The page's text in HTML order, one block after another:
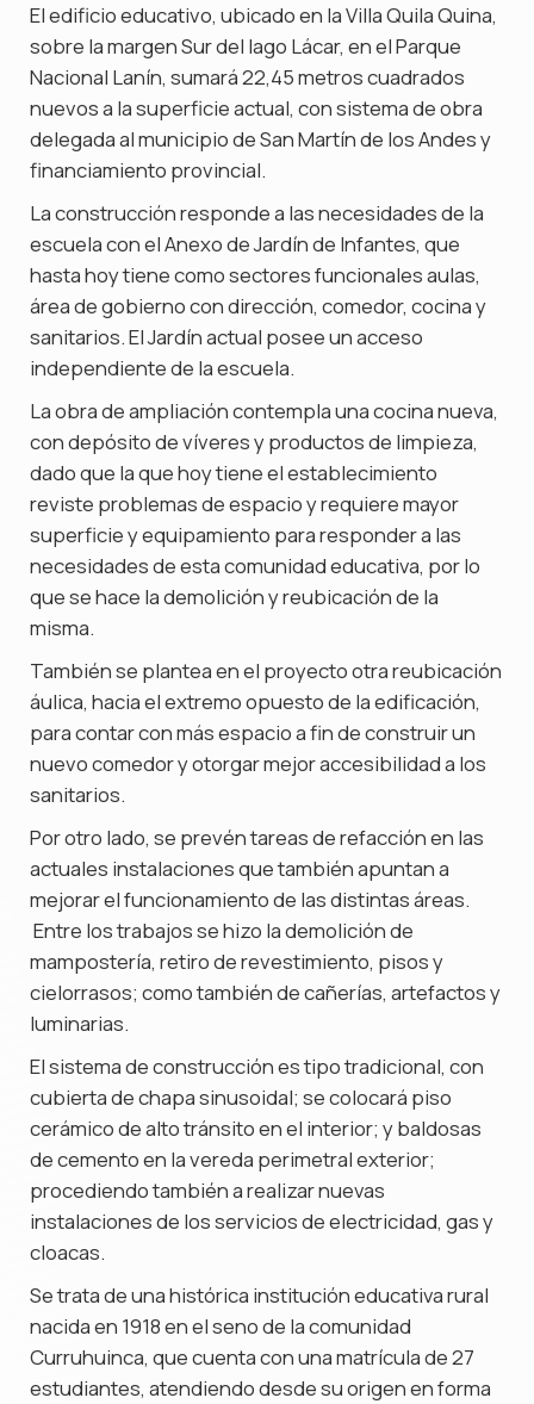
El edificio educativo, ubicado en la Villa Quila Quina,
sobre la margen Sur del lago Lácar, en el Parque
Nacional Lanín, sumará 22,45 metros cuadrados
nuevos a la superficie actual, con sistema de obra
delegada al municipio de San Martín de los Andes y
financiamiento provincial.
La construcción responde a las necesidades de la
escuela con el Anexo de Jardín de Infantes, que
hasta hoy tiene como sectores funcionales aulas,
área de gobierno con dirección, comedor, cocina y
sanitarios. El Jardín actual posee un acceso
independiente de la escuela.
La obra de ampliación contempla una cocina nueva,
con depósito de víveres y productos de limpieza,
dado que la que hoy tiene el establecimiento
reviste problemas de espacio y requiere mayor
superficie y equipamiento para responder a las
necesidades de esta comunidad educativa, por lo
que se hace la demolición y reubicación de la
misma.
También se plantea en el proyecto otra reubicación
áulica, hacia el extremo opuesto de la edificación,
para contar con más espacio a fin de construir un
nuevo comedor y otorgar mejor accesibilidad a los
sanitarios.
Por otro lado, se prevén tareas de refacción en las
actuales instalaciones que también apuntan a
mejorar el funcionamiento de las distintas áreas.
Entre los trabajos se hizo la demolición de
mampostería, retiro de revestimiento, pisos y
cielorrasos; como también de cañerías, artefactos y
luminarias.
El sistema de construcción es tipo tradicional, con
cubierta de chapa sinusoidal; se colocará piso
cerámico de alto tránsito en el interior; y baldosas
de cemento en la vereda perimetral exterior;
procediendo también a realizar nuevas
instalaciones de los servicios de electricidad, gas y
cloacas.
Se trata de una histórica institución educativa rural
nacida en 1918 en el seno de la comunidad
Curruhuinca, que cuenta con una matrícula de 27
estudiantes, atendiendo desde su origen en forma